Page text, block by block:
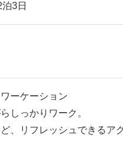
3日
ーケーション
しっかりワーク。
、リフレッシュできるア